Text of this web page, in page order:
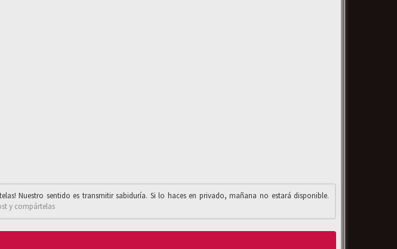
Nuestro sentido es transmitir sabiduría. Si lo haces en privado, mañana no estará disponible.
y compártelas